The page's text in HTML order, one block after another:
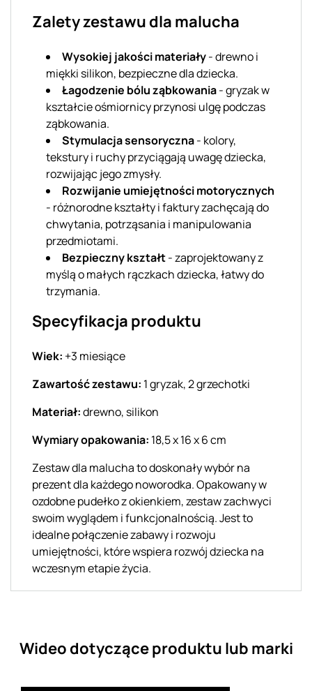
Zalety zestawu dla malucha
Wysokiej jakości materiały- drewno i
miękki silikon, bezpieczne dla dziecka.
Łagodzenie bólu ząbkowania- gryzak w
kształcie ośmiornicy przynosi ulgę podczas
ząbkowania.
Stymulacja sensoryczna- kolory,
tekstury i ruchy przyciągają uwagę dziecka,
rozwijając jego zmysły.
Rozwijanie umiejętności motorycznych
- różnorodne kształty i faktury zachęcają do
chwytania, potrząsania i manipulowania
przedmiotami.
Bezpieczny kształt- zaprojektowany z
myślą o małych rączkach dziecka, łatwy do
trzymania.
Specyfikacja produktu
Wiek: +3 miesiące
Zawartość zestawu: 1 gryzak, 2 grzechotki
Materiał:drewno, silikon
Wymiary opakowania: 18,5 x 16 x 6 cm
Zestaw dla malucha to doskonały wybór na
prezent dla każdego noworodka. Opakowany w
ozdobne pudełko z okienkiem, zestaw zachwyci
swoim wyglądem i funkcjonalnością. Jest to
idealne połączenie zabawy i rozwoju
umiejętności, które wspiera rozwój dziecka na
wczesnym etapie życia.
Wideo dotyczące produktu lub marki